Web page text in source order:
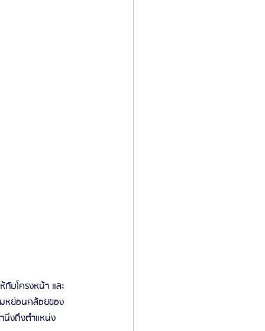
บโครงหน้า และ
มหย่อนคล้อยของ
นึงถึงตำแหน่ง